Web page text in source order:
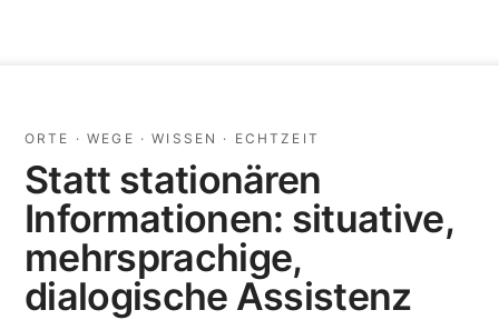
ORTE · WEGE · WISSEN · ECHTZEIT
Statt stationären
Informationen: situative,
mehrsprachige,
dialogische Assistenz